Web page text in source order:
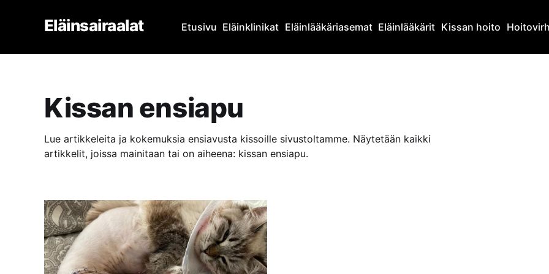
Eläinsairaalat Etusivu Eläinklinikat Eläinlääkäriasemat Eläinlääkärit Kissan hoito
Kissan ensiapu
Lue artikkeleita ja kokemuksia ensiavusta kissoille sivustoltamme. Näytetään kaikki
artikkelit, joissa mainitaan tai on aiheena: kissan ensiapu.